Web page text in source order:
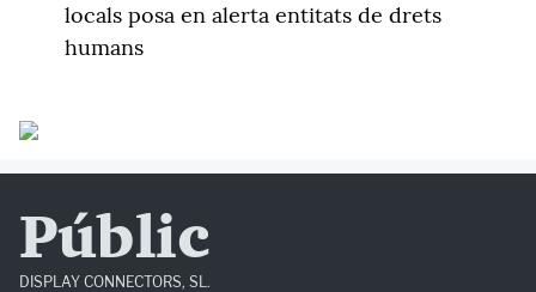
locals posa en alerta entitats de drets
humans
Públic
DISPLAY CONNECTORS, SL.